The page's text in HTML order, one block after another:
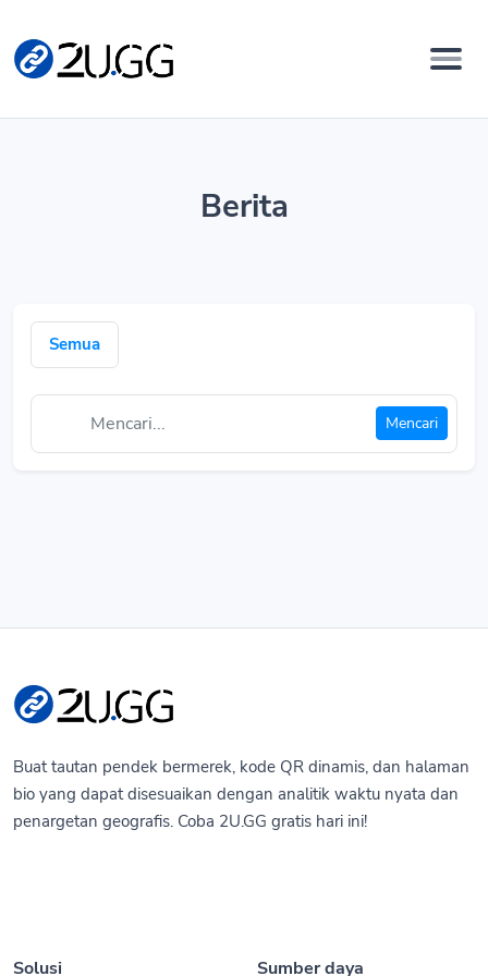
Berita
Semua
Mencari
Buat tautan pendek bermerek, kode QR dinamis, dan halaman
bio yang dapat disesuaikan dengan analitik waktu nyata dan
penargetan geografis. Coba 2U.GG gratis hari ini!
Solusi Sumber daya